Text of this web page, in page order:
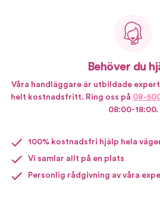
Behöver du
Våra handläggare är utbildade
helt kostnadsfritt. Ring oss på 08-
08:00-18:00.
100% kostnadsfri hjälp hela
Vi samlar allt på en plats
Personlig rådgivning av våra